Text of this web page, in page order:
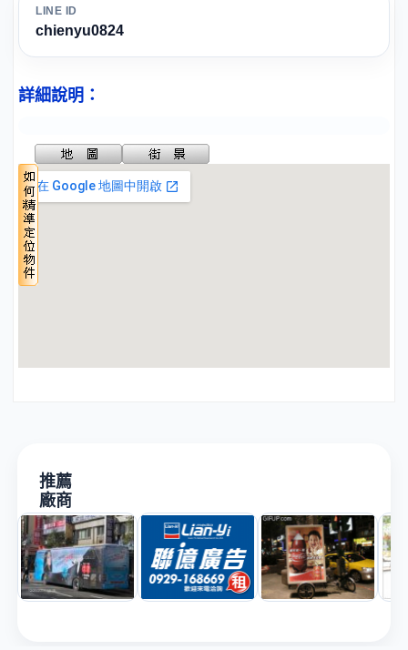
LINE ID
chienyu0824
詳細說明：
推薦
廠商